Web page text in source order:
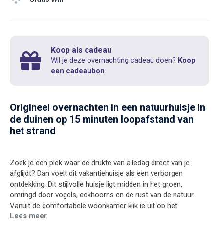
Koop als cadeau
Wil je deze overnachting cadeau doen? Koop
een cadeaubon
Origineel overnachten in een natuurhuisje in
de duinen op 15 minuten loopafstand van
het strand
Zoek je een plek waar de drukte van alledag direct van je
afglijdt? Dan voelt dit vakantiehuisje als een verborgen
ontdekking. Dit stijlvolle huisje ligt midden in het groen,
omringd door vogels, eekhoorns en de rust van de natuur.
Vanuit de comfortabele woonkamer kijk je uit op het
landschap, terwijl het strand en de uitgestrekte duinen op
Lees meer